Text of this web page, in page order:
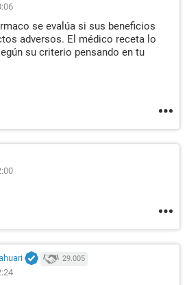
se evalúa si sus beneficios
adversos. El médico receta lo
su criterio pensando en tu
29.005